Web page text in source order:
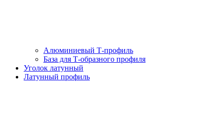
Алюминиевый Т-профиль
База для Т-образного профиля
Уголок латунный
Латунный профиль